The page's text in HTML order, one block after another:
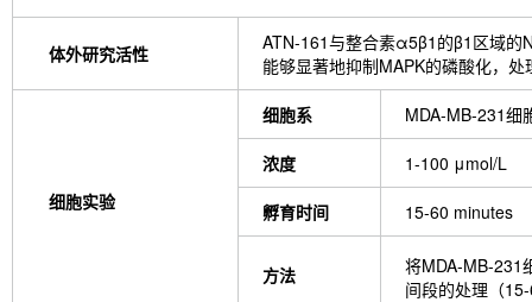
体外研究活性
ATN-161与整合素α5β1的β1区域的
能够显著地抑制MAPK的磷酸化，
细胞实验
细胞系 MDA-MB-231细
浓度 1-100 μmol/L
孵育时间 15-60 minutes
方法
将MDA-MB-231
间段的处理（